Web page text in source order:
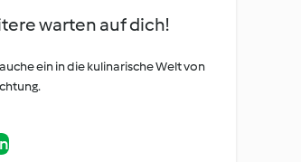
warten auf dich!
ein in die kulinarische Welt von